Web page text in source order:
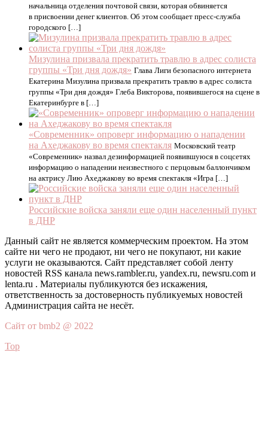
начальница отделения почтовой связи, которая обвиняется
в присвоении денег клиентов. Об этом сообщает пресс-служба
городского […]
Мизулина призвала прекратить травлю в адрес солиста
группы «Три дня дождя» Глава Лиги безопасного интернета
Екатерина Мизулина призвала прекратить травлю в адрес солиста
группы «Три дня дождя» Глеба Викторова, появившегося на сцене в
Екатеринбурге в […]
«Современник» опроверг информацию о нападении
на Ахеджакову во время спектакля Московский театр
«Современник» назвал дезинформацией появившуюся в соцсетях
информацию о нападении неизвестного с перцовым баллончиком
на актрису Лию Ахеджакову во время спектакля «Игра […]
Российские войска заняли еще один населенный пункт
в ДНР
Данный сайт не является коммерческим проектом. На этом
сайте ни чего не продают, ни чего не покупают, ни какие
услуги не оказываются. Сайт представляет собой ленту
новостей RSS канала news.rambler.ru, yandex.ru, newsru.com и
lenta.ru . Материалы публикуются без искажения,
ответственность за достоверность публикуемых новостей
Администрация сайта не несёт.
Сайт от bmb2 @ 2022
Top